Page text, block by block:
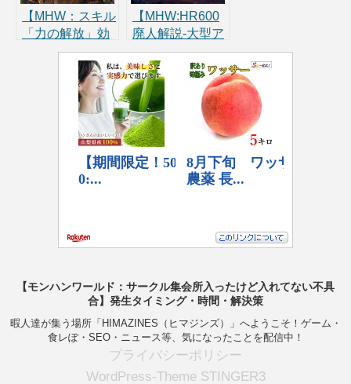
【MHW：スキル
「力の解放」効
果と動画付き活
用例】達人芸＋
匠＋マイナス会
心武器で超火力
維持ビート
【MHW:HR600
廃人解説-大型ア
プデ第2弾】新
古龍「爛輝龍マ
ム・タロト」と
新フィールド
「地脈の黄金
郷」
【モンハンワールド：サークル集会所入ったけど入れてない不具
合】発生タイミング・時間・解決策
暇人達が集う場所「HIMAZINES（ヒマジンズ）」へようこそ！ゲーム・
食レぽ・SEO・ニュース等、気になったことを配信中！
プライバシーポリシー
WordPress-Theme STINGER3